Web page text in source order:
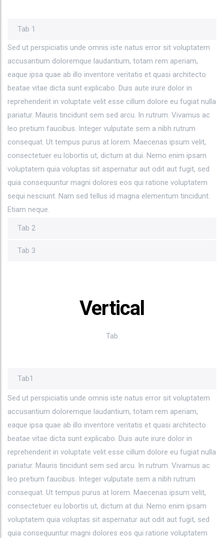
Tab 1
Sed ut perspiciatis unde omnis iste natus error sit voluptatem
accusantium doloremque laudantium, totam rem aperiam,
eaque ipsa quae ab illo inventore veritatis et quasi architecto
beatae vitae dicta sunt explicabo. Duis aute irure dolor in
reprehenderit in voluptate velit esse cillum dolore eu fugiat nulla
pariatur. Mauris tincidunt sem sed arcu. In rutrum. Vivamus ac
leo pretium faucibus. Integer vulputate sem a nibh rutrum
consequat. Ut tempus purus at lorem. Maecenas ipsum velit,
consectetuer eu lobortis ut, dictum at dui. Nemo enim ipsam
voluptatem quia voluptas sit aspernatur aut odit aut fugit, sed
quia consequuntur magni dolores eos qui ratione voluptatem
sequi nesciunt. Nam sed tellus id magna elementum tincidunt.
Etiam neque.
Tab 2
Tab 3
Vertical
Tab
Tab1
Sed ut perspiciatis unde omnis iste natus error sit voluptatem
accusantium doloremque laudantium, totam rem aperiam,
eaque ipsa quae ab illo inventore veritatis et quasi architecto
beatae vitae dicta sunt explicabo. Duis aute irure dolor in
reprehenderit in voluptate velit esse cillum dolore eu fugiat nulla
pariatur. Mauris tincidunt sem sed arcu. In rutrum. Vivamus ac
leo pretium faucibus. Integer vulputate sem a nibh rutrum
consequat. Ut tempus purus at lorem. Maecenas ipsum velit,
consectetuer eu lobortis ut, dictum at dui. Nemo enim ipsam
voluptatem quia voluptas sit aspernatur aut odit aut fugit, sed
quia consequuntur magni dolores eos qui ratione voluptatem